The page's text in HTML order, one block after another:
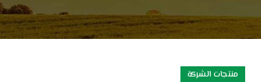
منتجات الشركة